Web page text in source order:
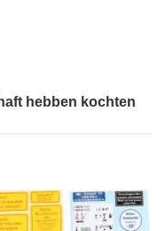
hebben kochten